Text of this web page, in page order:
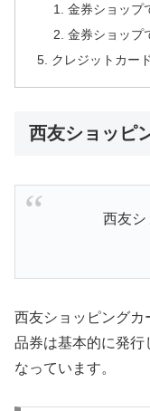
金券ショップ
金券ショップ
クレジットカー
西友ショッピ
西友シ
西友ショッピングカ
品券は基本的に発行
なっています。